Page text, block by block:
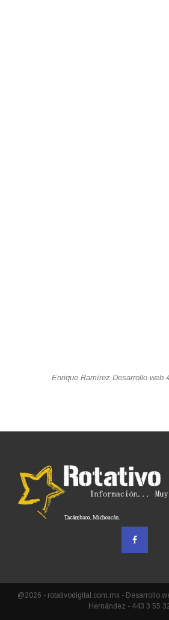
Enrique Ramírez Desarrollo web
@2026 - rotativodigital.com.mx - Desarrollo
Hernández - 443 3 55